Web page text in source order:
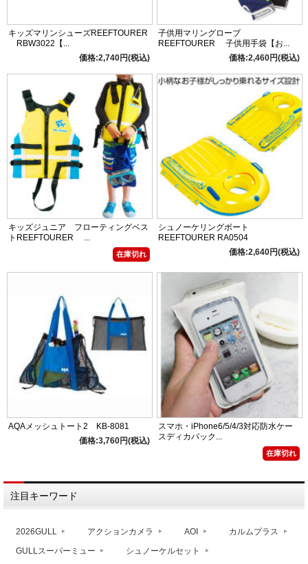
キッズマリンシューズREEFTOURER
RBW3022【...
価格:2,740円(税込)
子供用マリングローブ
REEFTOURER 子供用手袋【お...
価格:2,460円(税込)
キッズジュニア フローティングベス
トREEFTOURER ...
在庫切れ
シュノーケリングボート
REEFTOURER RA0504
価格:2,640円(税込)
AQAメッシュトート2 KB-8081
価格:3,760円(税込)
スマホ・iPhone6/5/4/3対応防水ケー
スディカパック...
在庫切れ
注目キーワード
2026GULL アクションカメラ AOI カルムプラス
GULLスーパーミュー シュノーケルセット